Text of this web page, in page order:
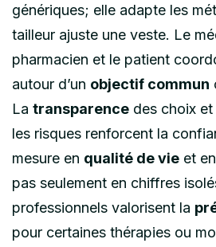
génériques; elle adapte les
tailleur ajuste une veste. Le
pharmacien et le patient
autour d’un objectif commun
La transparence des choix
les risques renforcent la
mesure en qualité de vie et en
pas seulement en chiffres
professionnels valorisent la
pour certaines thérapies ou